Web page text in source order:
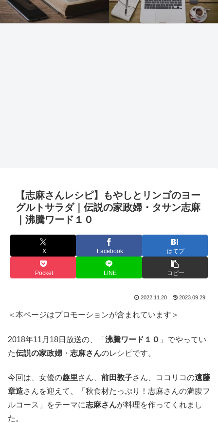
【志麻さんレシピ】もやしとリンゴのヨー
グルトサラダ｜伝説の家政婦・タサン志麻
｜沸騰ワード１０
X Facebook はてブ
Pocket LINE コピー
2022.11.20 2023.09.29
＜本ページはプロモーションが含まれています＞
2018年11月18日放送の、「 沸騰ワード１０ 」でやってい
た伝説の家政婦 ・ 志麻さんのレシピです。
今回は、女優の趣里さん、 前田敦子さん、ココリコの遠藤
章造さんを迎えて、「秋食材たっぷり！志麻さんの満腹フ
ルコース」をテーマに志麻さんが料理を作ってくれまし
た。